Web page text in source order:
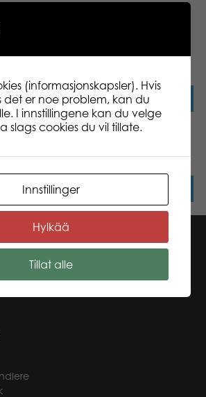
Les mer
(informasjonskapsler). Hvis
det er noe problem, kan du
I innstillingene kan du velge
slags cookies du vil tillate.
Innstillinger
Hylkää
Tillat alle